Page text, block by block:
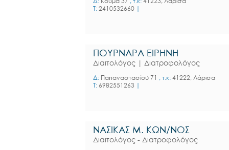
T: 2410532660 |
ΠΟΥΡΝΑΡΑ ΕΙΡΗΝΗ
Διαιτολόγος | Διατροφολόγος
Δ: Παπαναστασίου 71 , τ.κ: 41222, Λάρισα
T: 6982551263 |
ΝΑΣΙΚΑΣ Μ. ΚΩΝ/ΝΟΣ
Διαιτολόγος - Διατροφολόγος